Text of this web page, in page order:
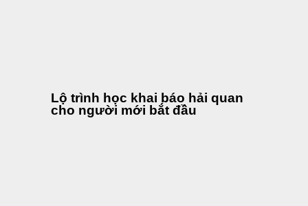
Lộ trình học khai báo hải quan
cho người mới bắt đầu